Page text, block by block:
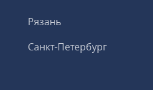
Рязань
Санкт-Петербург